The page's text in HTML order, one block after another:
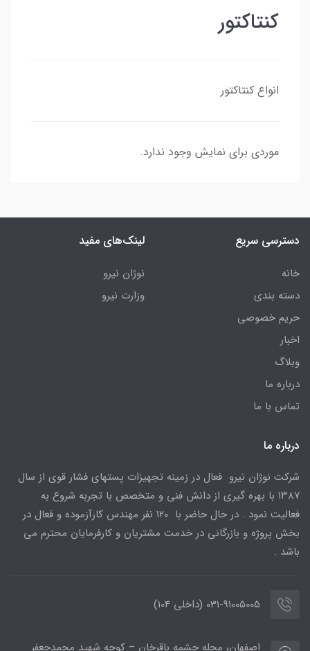
کنتاکتور
انواع کنتاکتور
موردی برای نمایش وجود ندارد.
دسترسی سریع
خانه
دسته بندی
حریم خصوصی
اخبار
وبلاگ
درباره ما
تماس با ما
لینک‌های مفید
نوژان نیرو
وزارت نیرو
درباره ما
شرکت نوژان نیرو فعال در زمینه تجهیزات پستهای فشار قوی از سال
۱۳۸۷ با بهره گیری از دانش فنی و متخصص با تجربه شروع به
فعالیت نمود . در حال حاضر با ۱۲۰ نفر مهندس کارآزموده و فعال در
بخش پروژه و بازرگانی در خدمت مشتریان و کارفرمایان محترم می
باشد .
031-91005005 (داخلی 104)
اصفهان، محله چشمه باقرخان – کوچه شهید محمدجعفر